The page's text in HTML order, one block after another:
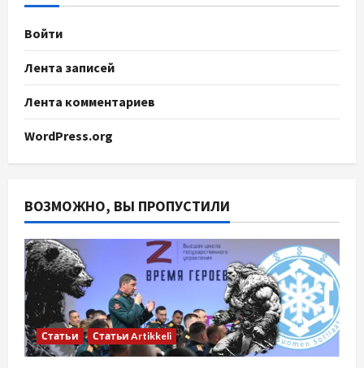
Войти
Лента записей
Лента комментариев
WordPress.org
ВОЗМОЖНО, ВЫ ПРОПУСТИЛИ
Статьи Статьи Artikkeli